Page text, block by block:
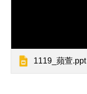
1119_蘋萱.ppt